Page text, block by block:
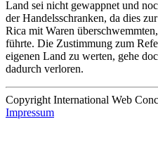
Land sei nicht gewappnet und
der Handelsschranken, da dies
Rica mit Waren
führte. Die Zustimmung zum
eigenen Land zu werten, gehe
dadurch verloren.
Copyright International Web
Impressum